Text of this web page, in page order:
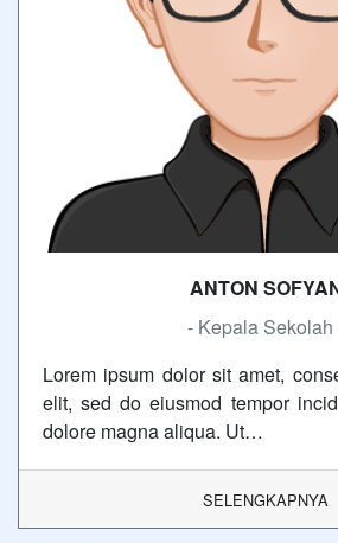
ANTON
- Kepala Sekolah
Lorem ipsum dolor sit amet,
elit, sed do eiusmod tempor
dolore magna aliqua. Ut…
SELENGKAPNYA